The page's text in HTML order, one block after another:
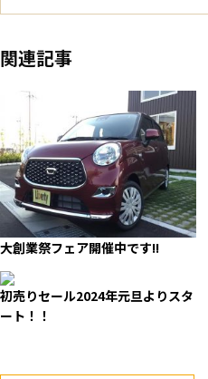
関連記事
大創業祭フェア開催中です!!
初売りセール2024年元旦よりスタ
ート！！